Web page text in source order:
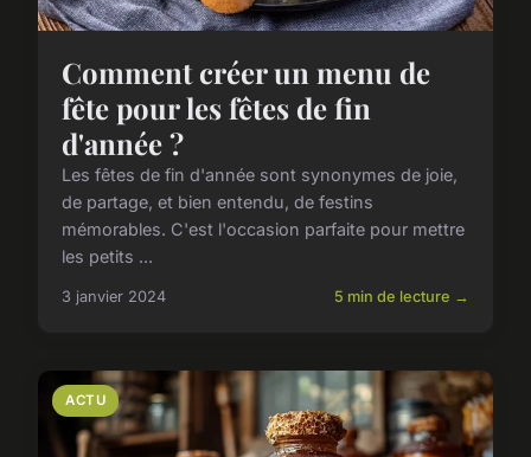
Comment créer un menu de
fête pour les fêtes de fin
d'année ?
Les fêtes de fin d'année sont synonymes de joie,
de partage, et bien entendu, de festins
mémorables. C'est l'occasion parfaite pour mettre
les petits ...
3 janvier 2024 5 min de lecture →
ACTU